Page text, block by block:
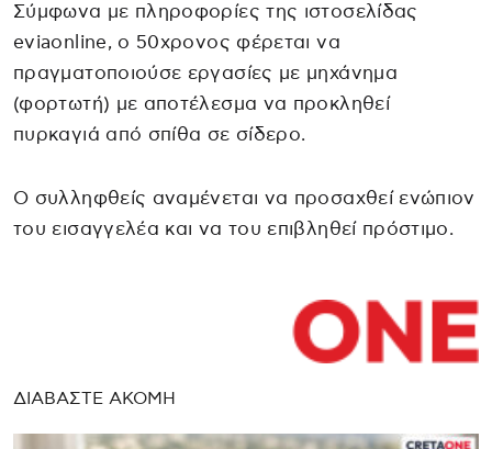
Σύμφωνα με πληροφορίες της ιστοσελίδας
eviaonline, ο 50χρονος φέρεται να
πραγματοποιούσε εργασίες με μηχάνημα
(φορτωτή) με αποτέλεσμα να προκληθεί
πυρκαγιά από σπίθα σε σίδερο.
Ο συλληφθείς αναμένεται να προσαχθεί ενώπιον
του εισαγγελέα και να του επιβληθεί πρόστιμο.
ΔΙΑΒΑΣΤΕ ΑΚΟΜΗ